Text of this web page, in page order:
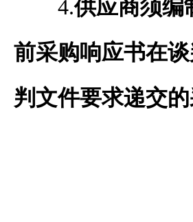
4.供应商须编
前采购响应书在
判文件要求递交的